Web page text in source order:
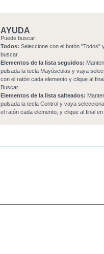
AYUDA
Puede buscar:
Todos: Seleccione con el botón "Todos"
buscar.
Elementos de la lista seguidos:
pulsada la tecla Mayúsculas y vaya
con el ratón cada elemento y clique al
Buscar.
Elementos de la lista salteados:
pulsada la tecla Control y vaya
el ratón cada elemento, y clique al final